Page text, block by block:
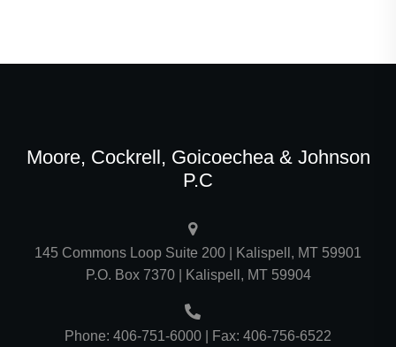
Moore, Cockrell, Goicoechea & Johnson
P.C
145 Commons Loop Suite 200 | Kalispell, MT 59901
P.O. Box 7370 | Kalispell, MT 59904
Phone: 406-751-6000 | Fax: 406-756-6522